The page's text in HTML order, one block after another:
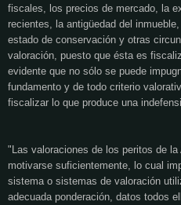
fiscales, los precios de mercado, la
recientes, la antigüedad del
estado de conservación y otras
valoración, puesto que ésta es
evidente que no sólo se puede
fundamento y de todo criterio
fiscalizar lo que produce una
"Las valoraciones de los peritos de
motivarse suficientemente, lo cual
sistema o sistemas de valoración
adecuada ponderación, datos todos